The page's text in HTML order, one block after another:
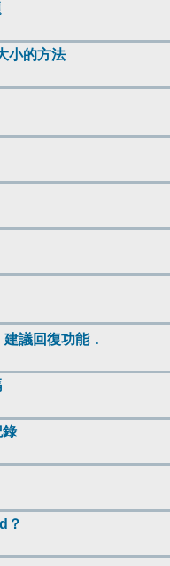
小的方法
議回復功能．
？